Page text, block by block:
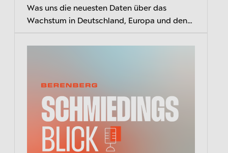
Was uns die neuesten Daten über das
Wachstum in Deutschland, Europa und den